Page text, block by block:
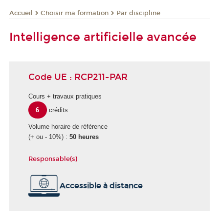
Accueil Choisir ma formation Par discipline
Intelligence artificielle avancée
Code UE : RCP211-PAR
Cours + travaux pratiques
6
crédits
Volume horaire de référence
(+ ou - 10%) : 50 heures
Responsable(s)
É
o
Accessible à distance